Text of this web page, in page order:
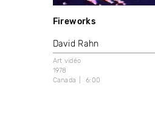
Fireworks
David Rahn
Art vidéo
1978
Canada
6:00